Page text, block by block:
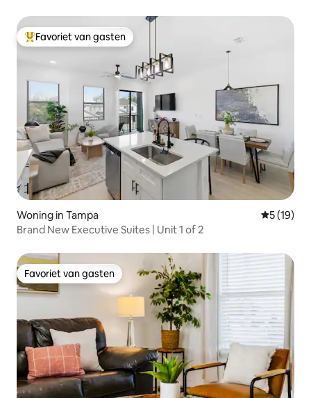
Topfavoriet van gasten
Favoriet van gasten
Woning in Tampa
5 (19)
Brand New Executive Suites | Unit 1 of 2
Favoriet van gasten
Favoriet van gasten